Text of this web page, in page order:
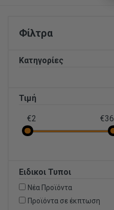
Φίλτρα
Κατηγορίες
Τιμή
€2 €36
Ειδικοι Τυποι
Νέα Προϊόντα
Προϊόντα σε έκπτωση